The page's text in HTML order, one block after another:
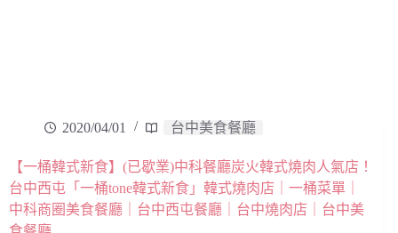
2020/04/01 台中美食餐廳
【一桶韓式新食】(已歇業)中科餐廳炭火韓式燒肉人氣店！
台中西屯「一桶tone韓式新食」韓式燒肉店｜一桶菜單｜
中科商圈美食餐廳｜台中西屯餐廳｜台中燒肉店｜台中美